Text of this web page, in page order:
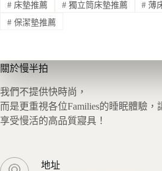
#床墊推薦 #獨立筒床墊推薦 # 薄
#保潔墊推薦
關於慢半拍
我們不提供快時尚，
而是更重視各位Families的睡眠體驗，
享受慢活的高品質寢具！
地址